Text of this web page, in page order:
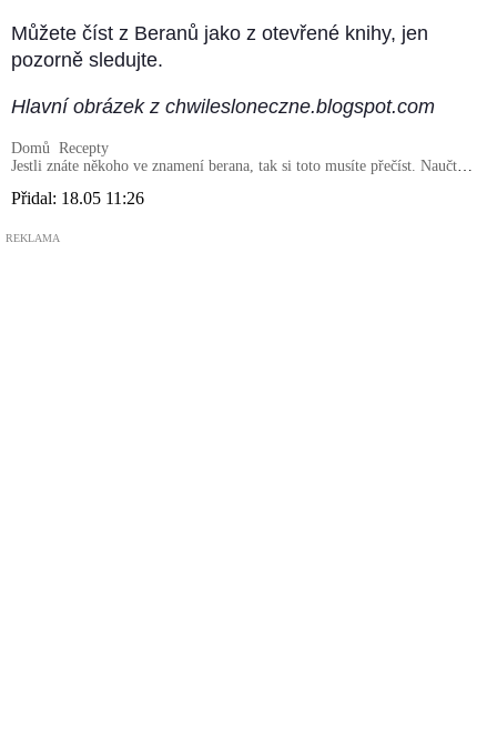
Můžete číst z Beranů jako z otevřené knihy, jen
pozorně sledujte.
Hlavní obrázek z chwilesloneczne.blogspot.com
Domů Recepty
Jestli znáte někoho ve znamení berana, tak si toto musíte přečíst. Naučte
Přidal: 18.05 11:26
REKLAMA